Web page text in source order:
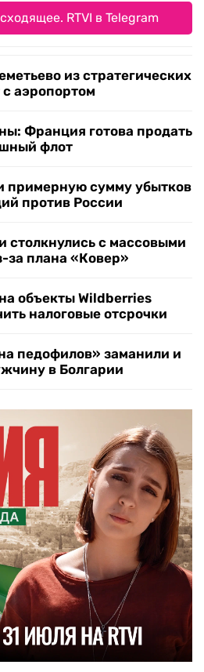
RTVI в Telegram
из стратегических
с аэропортом
Франция готова продать
флот
примерную сумму убытков
против России
столкнулись с массовыми
за плана «Ковер»
объекты Wildberries
налоговые отсрочки
педофилов» заманили и
в Болгарии